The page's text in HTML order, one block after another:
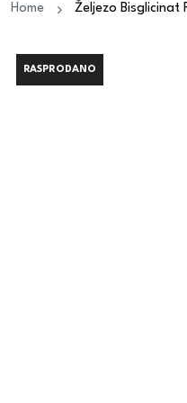
Home Željezo Bisglicinat
RASPRODANO